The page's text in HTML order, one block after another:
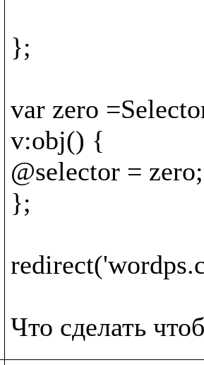
};
var zero
v:obj() {
@selector = zero;
};